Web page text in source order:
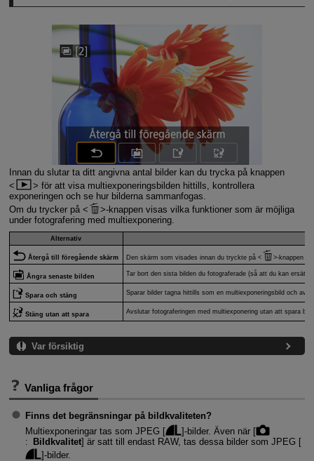
Innan du slutar ta ditt angivna antal bilder kan du trycka på knappen
för att visa multiexponeringsbilden hittills, kontrollera
exponeringen och se hur bilderna sammanfogas.
Om du trycker på
-knappen visas vilka funktioner som är möjliga
under fotografering med multiexponering.
Alternativ
Återgå till föregående skärm Den skärm som visades innan du tryckte på -knappen
Ångra senaste bilden Tar bort den sista bilden du fotograferade (så att du kan
Spara och stäng Sparar bilder tagna hittills som en multiexponeringsbild och
Stäng utan att spara Avslutar fotograferingen med multiexponering utan att spara
Var försiktig
Vanliga frågor
Finns det begränsningar på bildkvaliteten?
Multiexponeringar tas som JPEG [
]-bilder. Även när [
: Bildkvalitet] är satt till endast RAW, tas dessa bilder som JPEG [
]-bilder.